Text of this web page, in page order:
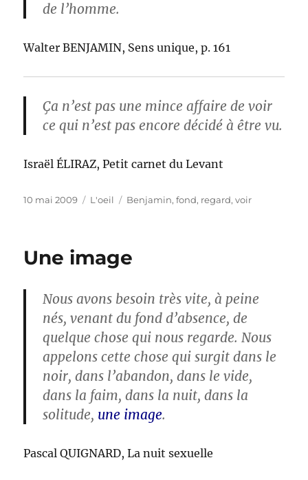
de l’homme.
Walter BENJAMIN, Sens unique, p. 161
Ça n’est pas une mince affaire de voir
ce qui n’est pas encore décidé à être vu.
Israël ÉLIRAZ, Petit carnet du Levant
Publié
10 mai 2009 Catégories
L'oeil Étiquettes
Benjamin,fond, regard,voir
Une image
Nous avons besoin très vite, à peine
nés, venant du fond d’absence, de
quelque chose qui nous regarde. Nous
appelons cette chose qui surgit dans le
noir, dans l’abandon, dans le vide,
dans la faim, dans la nuit, dans la
solitude, une image.
Pascal QUIGNARD, La nuit sexuelle